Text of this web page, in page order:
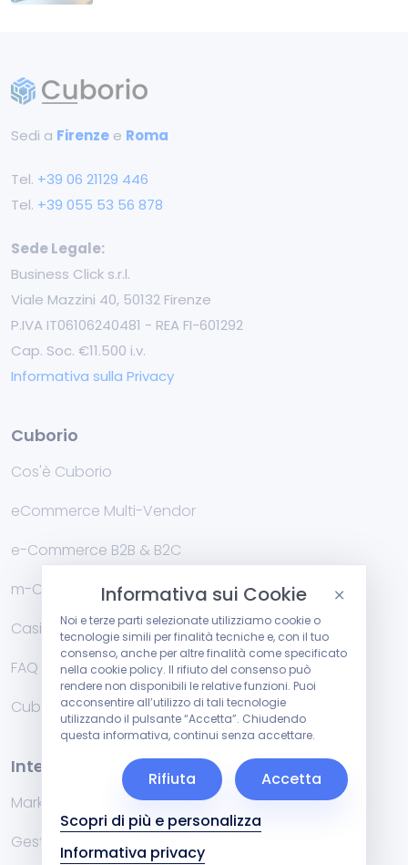
Sedi a Firenze e Roma
Tel. +39 ‭06 21129 446‬
Tel. +39 055 53 56 878
Sede Legale:
Business Click s.r.l.
Viale Mazzini 40, 50132 Firenze
P.IVA IT06106240481 - REA FI-601292
Cap. Soc. €11.500 i.v.
Informativa sulla Privacy
Cuborio
Cos'è Cuborio
eCommerce Multi-Vendor
e-Commerce B2B & B2C
m-Commerce
Casi di Studio
FAQ
Cublog
Integrazioni
Marketplace
Gestionali di fatturazione
Informativa sui Cookie
Noi e terze parti selezionate utilizziamo cookie o
tecnologie simili per finalità tecniche e, con il tuo
consenso, anche per altre finalità come specificato
nella cookie policy. Il rifiuto del consenso può
rendere non disponibili le relative funzioni. Puoi
acconsentire all’utilizzo di tali tecnologie
utilizzando il pulsante “Accetta”. Chiudendo
questa informativa, continui senza accettare.
Scopri di più e personalizza
Informativa privacy
Rifiuta Accetta